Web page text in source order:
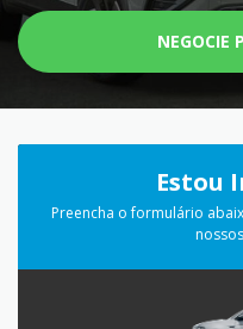
NEGOCIE
Estou
Preencha o formulário